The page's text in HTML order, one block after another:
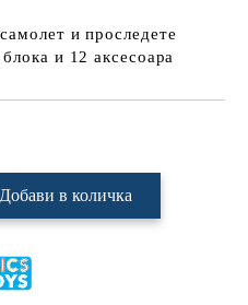
и проследете
и 12 аксесоара